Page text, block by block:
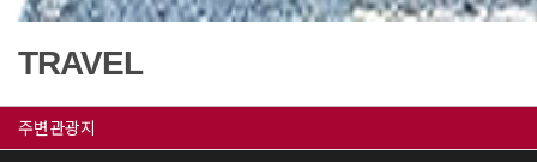
TRAVEL
주변관광지